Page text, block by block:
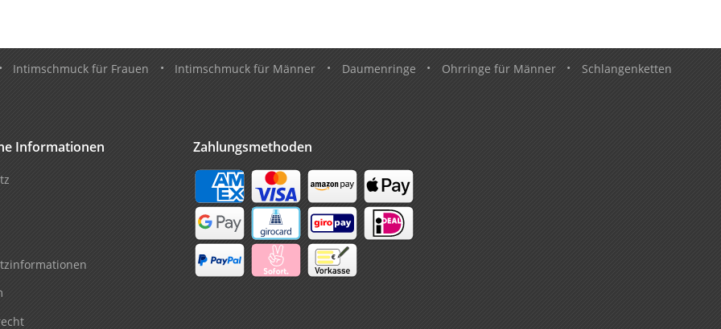
• Intimschmuck für Frauen • Intimschmuck für Männer • Daumenringe • Ohrringe für Männer • Schlangenketten
Informationen Zahlungsmethoden